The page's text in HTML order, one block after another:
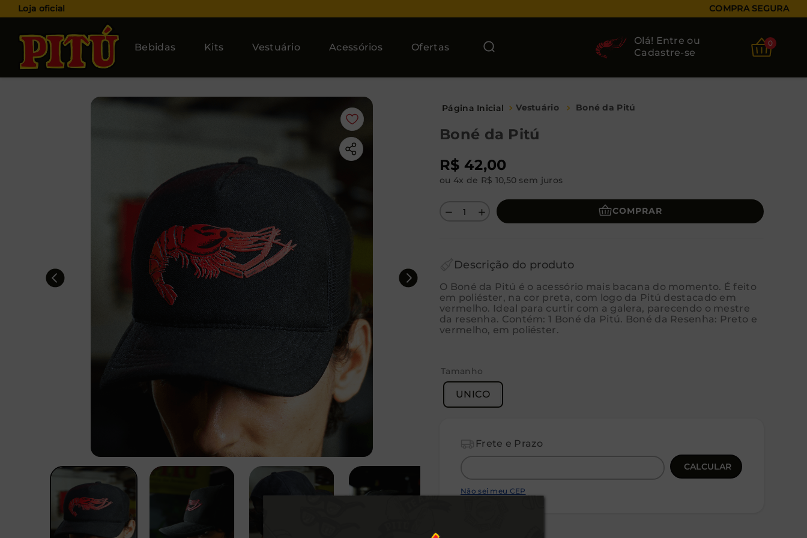
Loja oficial COMPRA SEGURA
Bebidas Kits Vestuário Acessórios Ofertas
Olá! Entre ou
Cadastre-se
0
Vestuário Boné da Pitú
Boné da Pitú
R$ 42,00
ou 4x de R$ 10,50 sem juros
＋
－ COMPRAR
Descrição do produto
O Boné da Pitú é o acessório mais bacana do momento. É feito
em poliéster, na cor preta, com logo da Pitú destacado em
vermelho. Ideal para curtir com a galera, parecendo o mestre
da resenha. Contém: 1 Boné da Pitú. Boné da Resenha: Preto e
vermelho, em poliéster.
Tamanho
UNICO
Não sei meu CEP